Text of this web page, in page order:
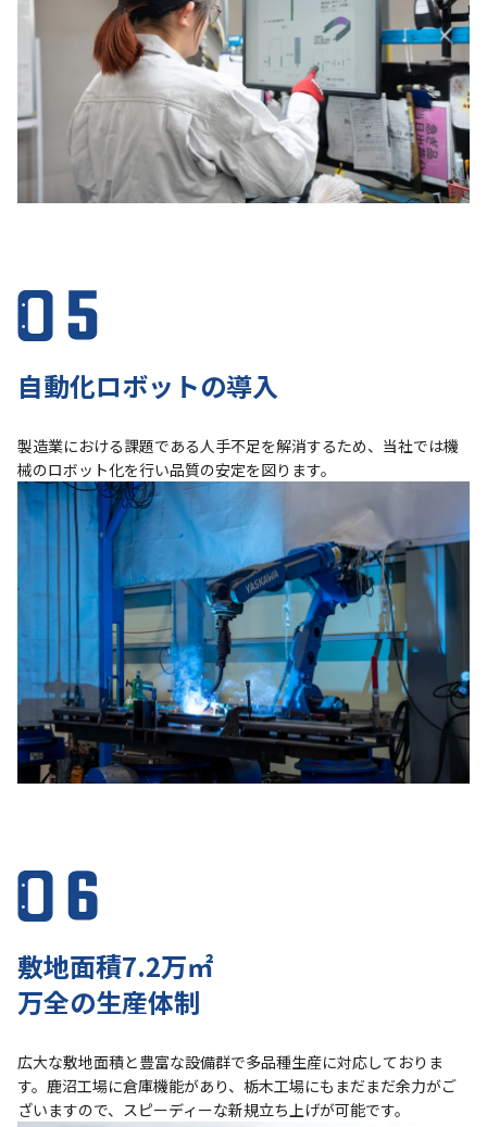
自動化ロボットの導入
製造業における課題である人手不足を解消するため、当社では機
械のロボット化を行い品質の安定を図ります。
敷地面積7.2万㎡
万全の生産体制
広大な敷地面積と豊富な設備群で多品種生産に対応しておりま
す。鹿沼工場に倉庫機能があり、栃木工場にもまだまだ余力がご
ざいますので、スピーディーな新規立ち上げが可能です。